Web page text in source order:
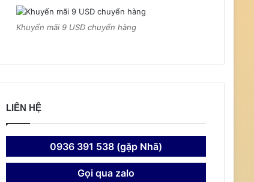
Khuyến mãi 9 USD chuyển hàng
LIÊN HỆ
0936 391 538 (gặp Nhã)
Gọi qua zalo